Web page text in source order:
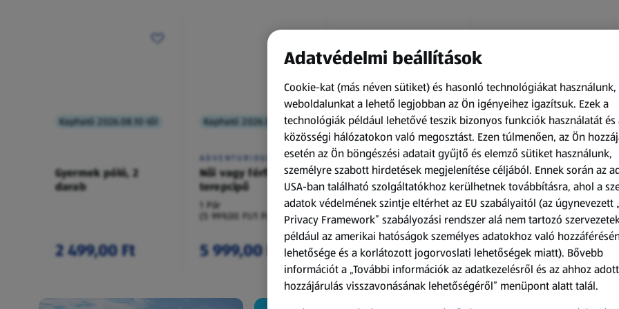
Kapható 2026.08.10-től
Gyermek póló, 2
darab
2 499,00 Ft
Kapható 2026.08.10-től
ADVENTURIDGE
Női vagy férfi
terepcipő
1 Pár
(5 999,00 Ft/1 Pár)
5 999,00 Ft
Kapható 2026.08.10-től
UP2FASHION MEN
Férfi pizsama
1 SOF
(1 999,00 Ft/1 SOF)
1 999,00 Ft
Kapható 2026.08.10-től
UP2FASHION WOMEN
Női kötött kardigán
1 darabonként
(2 799,00 Ft/1
darabonként)
2 799,00 Ft
Adatvédelmi beállítások
Cookie-kat (más néven sütiket) és hasonló technológiákat
weboldalunkat a lehető legjobban az Ön igényeihez igazítsuk. Ezek a
technológiák például lehetővé teszik bizonyos funkciók használatát és
közösségi hálózatokon való megosztást. Ezen túlmenően, az Ön
esetén az Ön böngészési adatait gyűjtő és elemző sütiket használunk,
személyre szabott hirdetések megjelenítése céljából. Ennek során az
USA-ban található szolgáltatókhoz kerülhetnek továbbításra, ahol a
adatok védelmének szintje eltérhet az EU szabályaitól (az úgynevezett
Privacy Framework” szabályozási rendszer alá nem tartozó
például az amerikai hatóságok személyes adatokhoz való
lehetősége és a korlátozott jogorvoslati lehetőségek miatt). Bővebb
információt a „További információk az adatkezelésről és az ahhoz adott
hozzájárulás visszavonásának lehetőségéről” menüpont alatt talál.